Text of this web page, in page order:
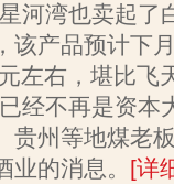
河湾也卖起了
该产品预计下
左右，堪比飞
经不再是资本
贵州等地煤老
的消息。 [详